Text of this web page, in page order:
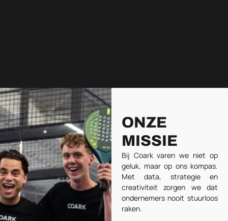
ONZE
MISSIE
Bij Coark varen we niet op
geluk, maar op ons kompas.
Met data, strategie en
creativiteit zorgen we dat
ondernemers nooit stuurloos
raken.